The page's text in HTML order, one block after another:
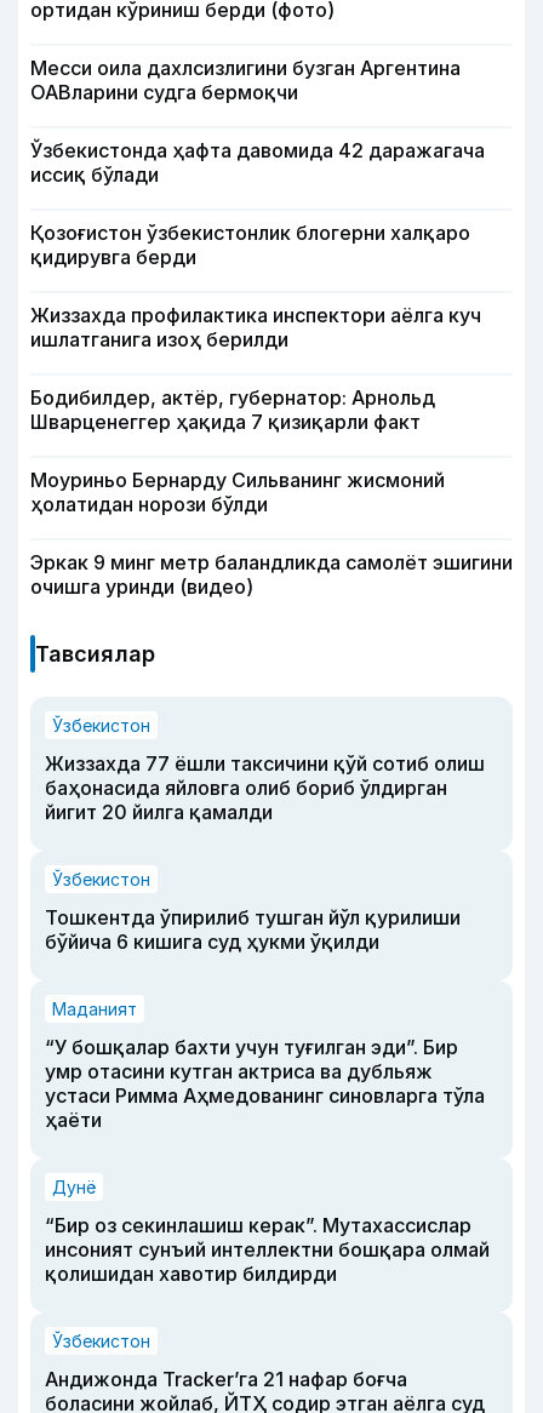
ортидан кўриниш берди (фото)
Месси оила дахлсизлигини бузган Аргентина
ОАВларини судга бермоқчи
Ўзбекистонда ҳафта давомида 42 даражагача
иссиқ бўлади
Қозоғистон ўзбекистонлик блогерни халқаро
қидирувга берди
Жиззахда профилактика инспектори аёлга куч
ишлатганига изоҳ берилди
Бодибилдер, актёр, губернатор: Арнольд
Шварценеггер ҳақида 7 қизиқарли факт
Моуриньо Бернарду Сильванинг жисмоний
ҳолатидан норози бўлди
Эркак 9 минг метр баландликда самолёт эшигини
очишга уринди (видео)
Тавсиялар
Ўзбекистон
Жиззахда 77 ёшли таксичини қўй сотиб олиш
баҳонасида яйловга олиб бориб ўлдирган
йигит 20 йилга қамалди
Ўзбекистон
Тошкентда ўпирилиб тушган йўл қурилиши
бўйича 6 кишига суд ҳукми ўқилди
Маданият
“У бошқалар бахти учун туғилган эди”. Бир
умр отасини кутган актриса ва дубльяж
устаси Римма Аҳмедованинг синовларга тўла
ҳаёти
Дунё
“Бир оз секинлашиш керак”. Мутахассислар
инсоният сунъий интеллектни бошқара олмай
қолишидан хавотир билдирди
Ўзбекистон
Андижонда Tracker’га 21 нафар боғча
боласини жойлаб, ЙТҲ содир этган аёлга суд